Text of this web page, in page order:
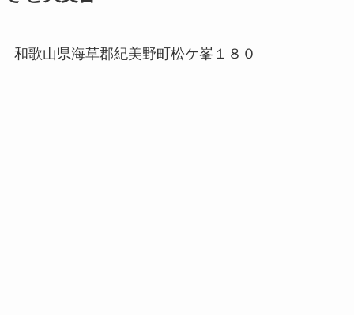
和歌山県海草郡紀美野町松ケ峯１８０